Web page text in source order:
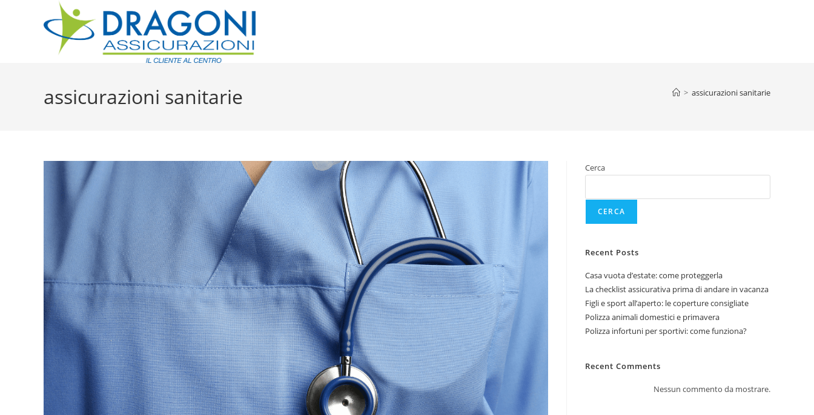
assicurazioni sanitarie > assicurazioni sanitarie
Cerca
CERCA
Recent Posts
Casa vuota d’estate: come proteggerla
La checklist assicurativa prima di andare in vacanza
Figli e sport all’aperto: le coperture consigliate
Polizza animali domestici e primavera
Polizza infortuni per sportivi: come funziona?
Recent Comments
Nessun commento da mostrare.